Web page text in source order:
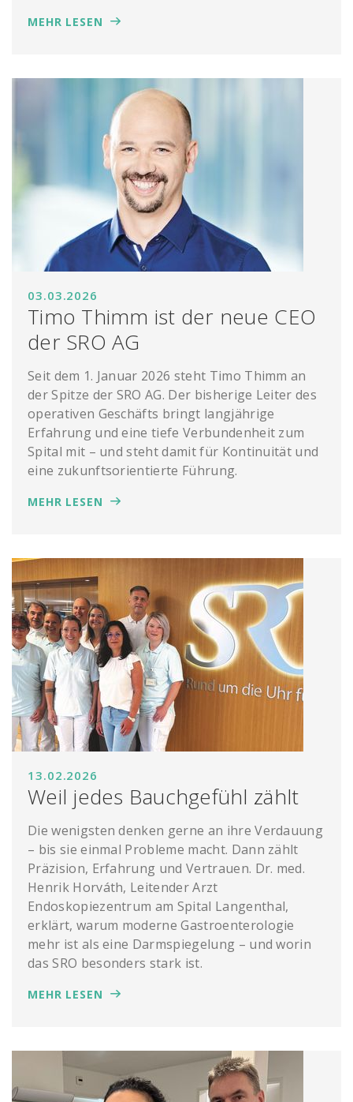
MEHR LESEN
03.03.2026
Timo Thimm ist der neue CEO
der SRO AG
Seit dem 1. Januar 2026 steht Timo Thimm an
der Spitze der SRO AG. Der bisherige Leiter des
operativen Geschäfts bringt langjährige
Erfahrung und eine tiefe Verbundenheit zum
Spital mit – und steht damit für Kontinuität und
eine zukunftsorientierte Führung.
MEHR LESEN
13.02.2026
Weil jedes Bauchgefühl zählt
Die wenigsten denken gerne an ihre Verdauung
– bis sie einmal Probleme macht. Dann zählt
Präzision, Erfahrung und Vertrauen. Dr. med.
Henrik Horváth, Leitender Arzt
Endoskopiezentrum am Spital Langenthal,
erklärt, warum moderne Gastroenterologie
mehr ist als eine Darmspiegelung – und worin
das SRO besonders stark ist.
MEHR LESEN